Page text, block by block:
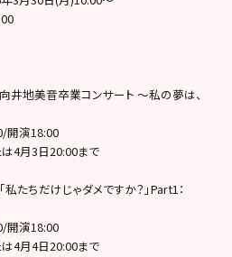
向井地美音卒業コンサート 〜私の夢は、
開演18:00
4月3日20:00まで
私たちだけじゃダメですか？」Part1：
開演18:00
4月4日20:00まで